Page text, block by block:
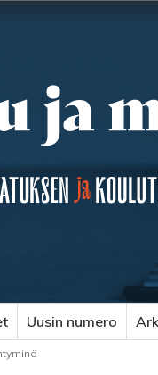
Uusin numero